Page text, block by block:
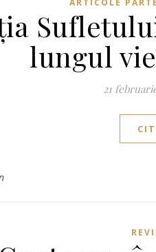
ARTICOLE
lungul
21